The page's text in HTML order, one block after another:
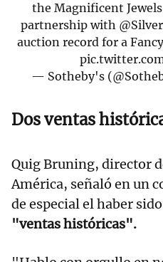
the Magnificent
partnership with
auction record for a
— Sotheby's
Dos ventas
Quig Bruning, director
América, señaló en un
de especial el haber
"ventas históricas".